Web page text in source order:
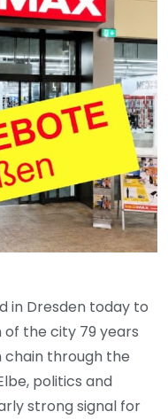
in Dresden today to
the city 79 years
chain through the
politics and
strong signal for